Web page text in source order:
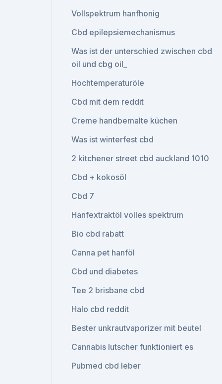
Vollspektrum hanfhonig
Cbd epilepsiemechanismus
Was ist der unterschied zwischen cbd
oil und cbg oil_
Hochtemperaturöle
Cbd mit dem reddit
Creme handbemalte küchen
Was ist winterfest cbd
2 kitchener street cbd auckland 1010
Cbd + kokosöl
Cbd 7
Hanfextraktöl volles spektrum
Bio cbd rabatt
Canna pet hanföl
Cbd und diabetes
Tee 2 brisbane cbd
Halo cbd reddit
Bester unkrautvaporizer mit beutel
Cannabis lutscher funktioniert es
Pubmed cbd leber